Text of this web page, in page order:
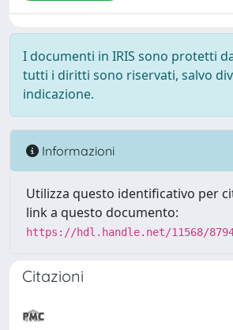
I documenti in IRIS sono protetti
tutti i diritti sono riservati, salvo
indicazione.
Informazioni
Utilizza questo identificativo per
link a questo documento:
https://hdl.handle.net/11568/
Citazioni